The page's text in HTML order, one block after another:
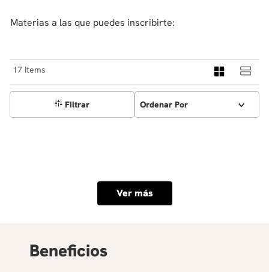
Materias a las que puedes inscribirte:
17
Filtrar Ordenar Por
Ver más
Beneficios